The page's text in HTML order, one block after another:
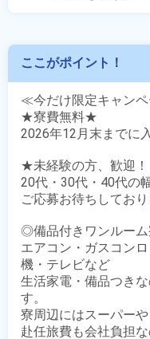
ここがポイント！
≪今だけ限定キャン
★寮費無料★
2026年12月末までに
★未経験の方、歓迎！
20代・30代・40代の
ご応募お待ちしており
◎備品付きワンルーム
エアコン・ガスコン
機・テレビなど
生活家電・備品つき
す。
寮周辺にはスーパー
赴任旅費も会社負担